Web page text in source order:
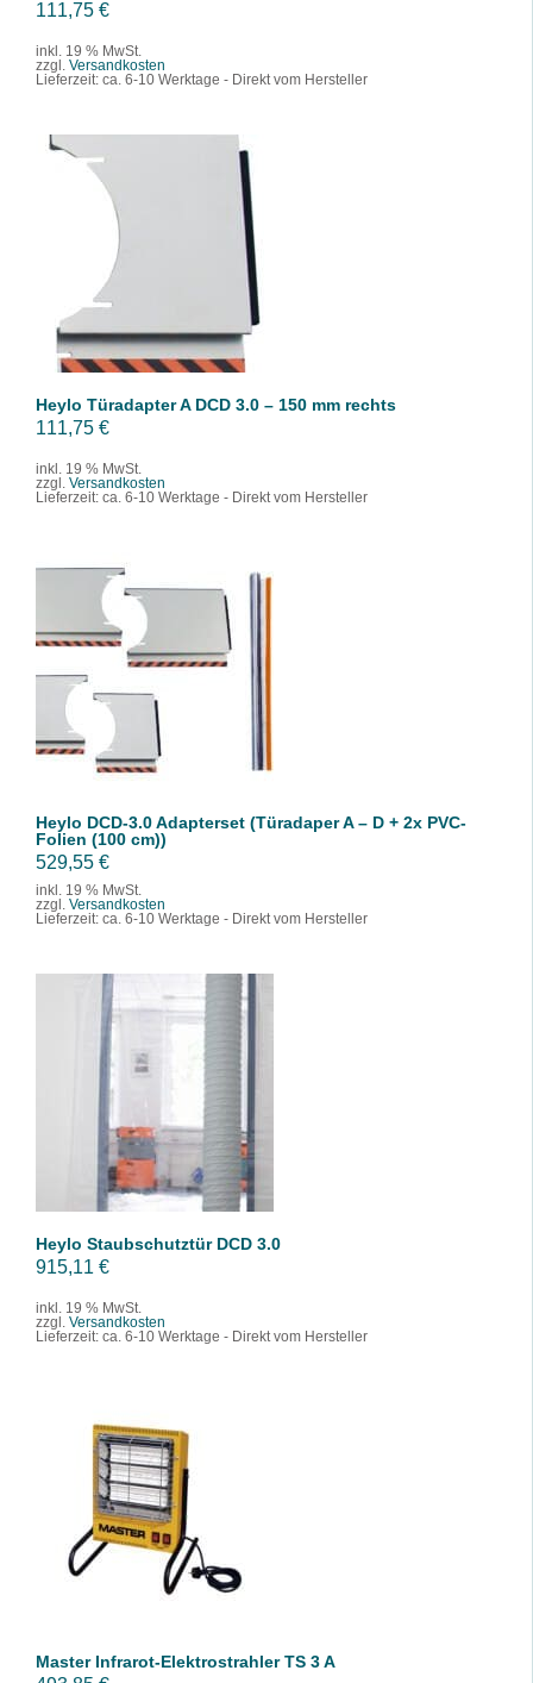
111,75 €
inkl. 19 % MwSt.
zzgl. Versandkosten
Lieferzeit: ca. 6-10 Werktage - Direkt vom Hersteller
IN DEN WARENKORB
Heylo Türadapter A DCD 3.0 – 150 mm rechts
111,75 €
inkl. 19 % MwSt.
zzgl. Versandkosten
Lieferzeit: ca. 6-10 Werktage - Direkt vom Hersteller
IN DEN WARENKORB
Heylo DCD-3.0 Adapterset (Türadaper A – D + 2x PVC-
Folien (100 cm))
529,55 €
inkl. 19 % MwSt.
zzgl. Versandkosten
Lieferzeit: ca. 6-10 Werktage - Direkt vom Hersteller
IN DEN WARENKORB
DETAILS
Heylo Staubschutztür DCD 3.0
915,11 €
inkl. 19 % MwSt.
zzgl. Versandkosten
Lieferzeit: ca. 6-10 Werktage - Direkt vom Hersteller
IN DEN WARENKORB
/
DETAILS
Master Infrarot-Elektrostrahler TS 3 A